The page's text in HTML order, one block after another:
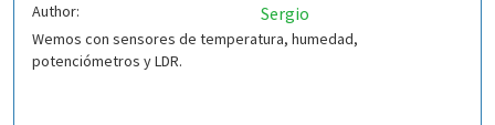
Author:
Sergio
Wemos con sensores de temperatura, humedad,
potenciómetros y LDR.